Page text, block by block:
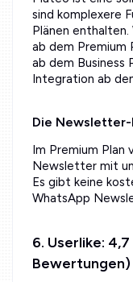
sind komplexere
Plänen
ab dem Premium
ab dem Business
Integration ab
Die
Im Premium Plan
Newsletter mit
Es gibt keine
WhatsApp
6. Userlike:
Bewertungen)